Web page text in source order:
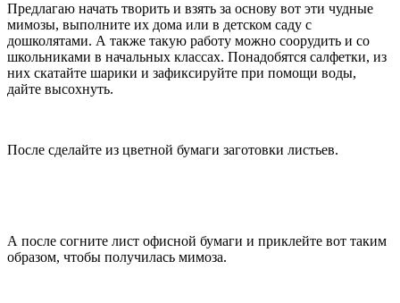
Предлагаю начать творить и взять за основу вот эти чудные
мимозы, выполните их дома или в детском саду с
дошколятами. А также такую работу можно соорудить и со
школьниками в начальных классах. Понадобятся салфетки, из
них скатайте шарики и зафиксируйте при помощи воды,
дайте высохнуть.
После сделайте из цветной бумаги заготовки листьев.
А после согните лист офисной бумаги и приклейте вот таким
образом, чтобы получилась мимоза.